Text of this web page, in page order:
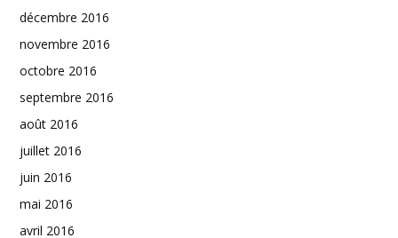
décembre 2016
novembre 2016
octobre 2016
septembre 2016
août 2016
juillet 2016
juin 2016
mai 2016
avril 2016